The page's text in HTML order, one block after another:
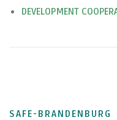
DEVELOPMENT
SAFE-BRANDENBURG